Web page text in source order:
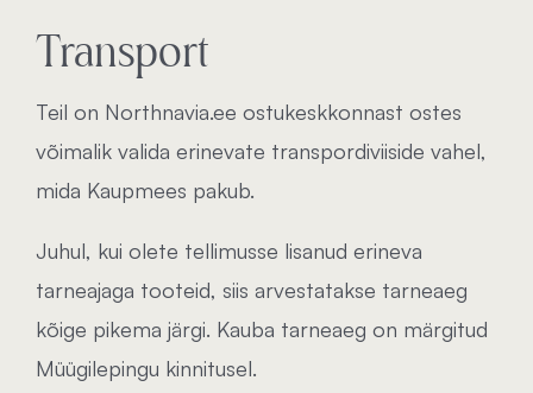
Transport
Teil on Northnavia.ee ostukeskkonnast ostes
võimalik valida erinevate transpordiviiside vahel,
mida Kaupmees pakub.
Juhul, kui olete tellimusse lisanud erineva
tarneajaga tooteid, siis arvestatakse tarneaeg
kõige pikema järgi. Kauba tarneaeg on märgitud
Müügilepingu kinnitusel.